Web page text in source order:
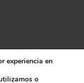
experiencia en
o